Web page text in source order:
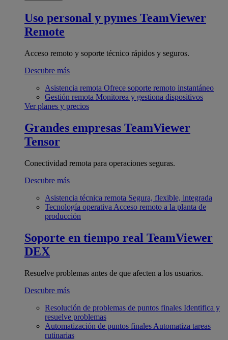
Uso personal y pymes TeamViewer
Remote
Acceso remoto y soporte técnico rápidos y seguros.
Descubre más
Asistencia remota Ofrece soporte remoto instantáneo
Gestión remota Monitorea y gestiona dispositivos
Ver planes y precios
Grandes empresas TeamViewer
Tensor
Conectividad remota para operaciones seguras.
Descubre más
Asistencia técnica remota Segura, flexible, integrada
Tecnología operativa Acceso remoto a la planta de
producción
Soporte en tiempo real TeamViewer
DEX
Resuelve problemas antes de que afecten a los usuarios.
Descubre más
Resolución de problemas de puntos finales Identifica y
resuelve problemas
Automatización de puntos finales Automatiza tareas
rutinarias